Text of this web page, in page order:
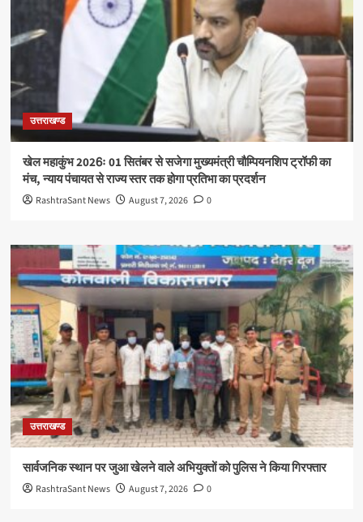
उत्तराखण्ड
खेल महाकुंभ 2026ः 01 सितंबर से सजेगा मुख्यमंत्री चौम्पियनशिप ट्रॉफी का
मंच, न्याय पंचायत से राज्य स्तर तक होगा प्रतिभा का प्रदर्शन
RashtraSant News August 7, 2026 0
उत्तराखण्ड
सार्वजनिक स्थान पर जुआ खेलने वाले अभियुक्तों को पुलिस ने किया गिरफ्तार
RashtraSant News August 7, 2026 0